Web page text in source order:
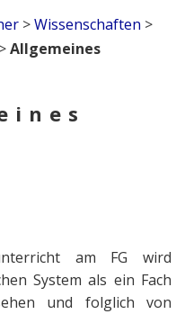
>Wissenschaften >
>Allgemeines
am FG wird
System als ein Fach
und folglich von